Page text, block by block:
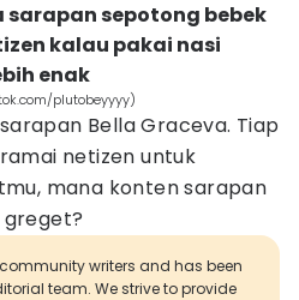
sarapan sepotong bebek
kalau pakai nasi
enak
plutobeyyyy)
Bella Graceva. Tiap
netizen untuk
mana konten sarapan
greget?
writers and has been
team. We strive to provide